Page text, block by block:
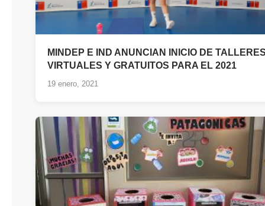
MINDEP E IND ANUNCIAN INICIO DE
VIRTUALES Y GRATUITOS PARA EL 2021
19 enero, 2021